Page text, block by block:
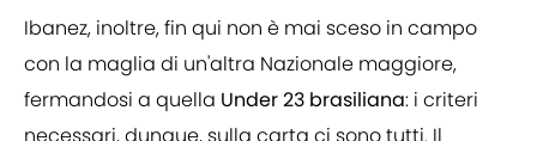
Ibanez, inoltre, fin qui non è mai sceso in campo
con la maglia di un'altra Nazionale maggiore,
fermandosi a quella Under 23 brasiliana: i criteri